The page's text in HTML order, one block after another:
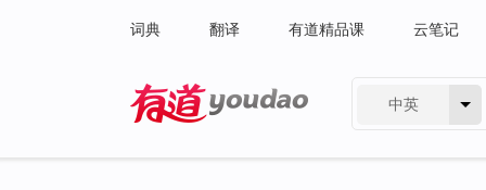
词典 翻译 有道精品课 云笔记
中英